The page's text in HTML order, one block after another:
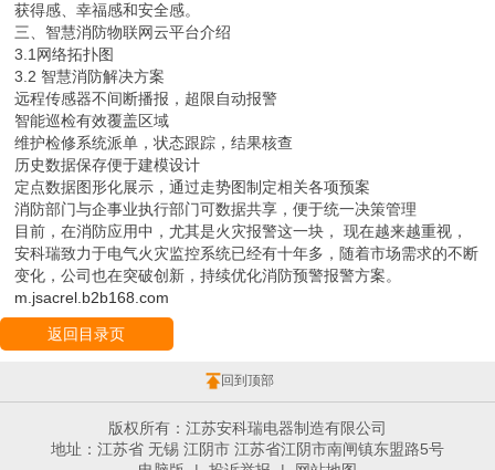
获得感、幸福感和安全感。
三、智慧消防物联网云平台介绍
3.1网络拓扑图
3.2 智慧消防解决方案
远程传感器不间断播报，超限自动报警
智能巡检有效覆盖区域
维护检修系统派单，状态跟踪，结果核查
历史数据保存便于建模设计
定点数据图形化展示，通过走势图制定相关各项预案
消防部门与企事业执行部门可数据共享，便于统一决策管理
目前，在消防应用中，尤其是火灾报警这一块， 现在越来越重视，
安科瑞致力于电气火灾监控系统已经有十年多，随着市场需求的不断
变化，公司也在突破创新，持续优化消防预警报警方案。
m.jsacrel.b2b168.com
返回目录页
回到顶部
版权所有：江苏安科瑞电器制造有限公司
地址：江苏省 无锡 江阴市 江苏省江阴市南闸镇东盟路5号